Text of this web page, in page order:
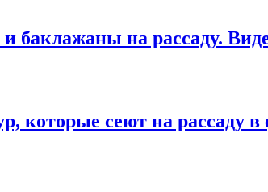
баклажаны на рассаду.
которые сеют на рассаду в